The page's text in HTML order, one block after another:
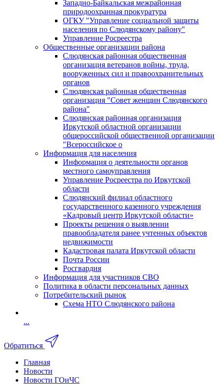
Западно-Байкальская межрайонная
природоохранная прокуратура
ОГКУ "Управление социальной защиты
населения по Слюдянскому району"
Управление Росреестра
Общественные организации района
Слюдянская районная общественная
организация ветеранов войны, труда,
вооруженных сил и правоохранительных
органов
Слюдянская районная общественная
организация "Совет женщин Слюдянского
района"
Слюдянская районная организация
Иркутской областной организации
общероссийской общественной организации
"Всероссийское о
Информация для населения
Информация о деятельности органов
местного самоуправления
Управление Росреестра по Иркутской
области
Слюдянский филиал областного
государственного казенного учреждения
«Кадровый центр Иркутской области»
Проекты решения о выявлении
правообладателя ранее учтенных объектов
недвижимости
Кадастровая палата Иркутской области
Почта России
Росгвардия
Информация для участников СВО
Политика в области персональных данных
Потребительский рынок
Схема НТО Слюдянского района
...
Обратиться
Главная
Новости
Новости ГОиЧС